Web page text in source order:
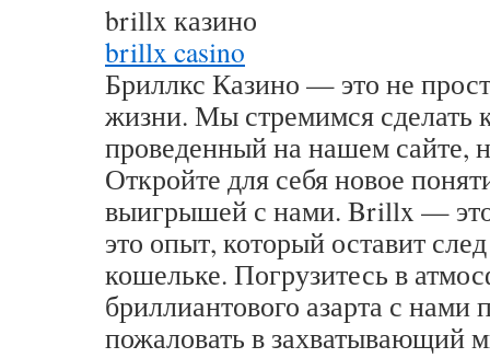
brillx казино
brillx casino
Бриллкс Казино — это не
жизни. Мы стремимся сделать
проведенный на нашем сайте,
Откройте для себя новое
выигрышей с нами. Brillx — это
это опыт, который оставит
кошельке. Погрузитесь в
бриллиантового азарта с
пожаловать в захватывающий